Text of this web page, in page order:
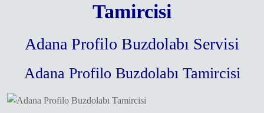
Tamircisi
Adana Profilo Buzdolabı Servisi
Adana Profilo Buzdolabı Tamircisi